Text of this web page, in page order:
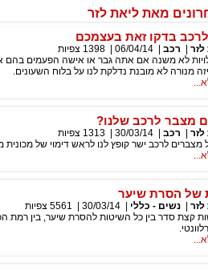
מאת ליאת לזר
בדקו זאת בעצמכם
לזר רכב 06/04/14
1398 צפיות
לא משנה אם אתה גבר או אישה הפעמים בהם
מנורה לא מובנת נדלקת לנו על בלוח השעונים.
מצבר לרכב שלנו?
לזר רכב 30/03/14
1313 צפיות
לרכב ישר קופץ לנו לראש דימוי של
של הסרת שיער
לזר נשים - כללי 30/03/14
5561 צפיות
קצת סדר בין כל השיטות להסרת שיער, בין רמת